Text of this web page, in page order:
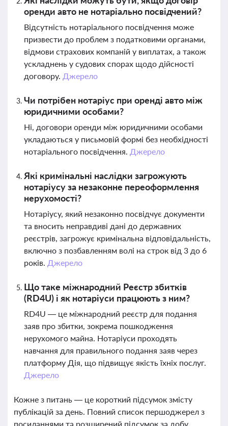
оренди авто не нотаріально посвідчений?
Відсутність нотаріального посвідчення може
призвести до проблем з податковими органами,
відмови страхових компаній у виплатах, а також
ускладнень у судових спорах щодо дійсності
договору. Джерело
Чи потрібен нотаріус при оренді авто між
юридичними особами?
Ні, договори оренди між юридичними особами
укладаються у письмовій формі без необхідності
нотаріального посвідчення. Джерело
Які кримінальні наслідки загрожують
нотаріусу за незаконне переоформлення
нерухомості?
Нотаріусу, який незаконно посвідчує документи
та вносить неправдиві дані до державних
реєстрів, загрожує кримінальна відповідальність,
включно з позбавленням волі на строк від 3 до 6
років. Джерело
Що таке міжнародний Реєстр збитків
(RD4U) і як нотаріуси працюють з ним?
RD4U — це міжнародний реєстр для подання
заяв про збитки, зокрема пошкодження
нерухомого майна. Нотаріуси проходять
навчання для правильного подання заяв через
платформу Дія, що підвищує якість їхніх послуг.
Джерело
Кожне з питань — це короткий підсумок змісту
публікацій за день. Повний список першоджерел з
посиланнями та розширений підсумок за добу